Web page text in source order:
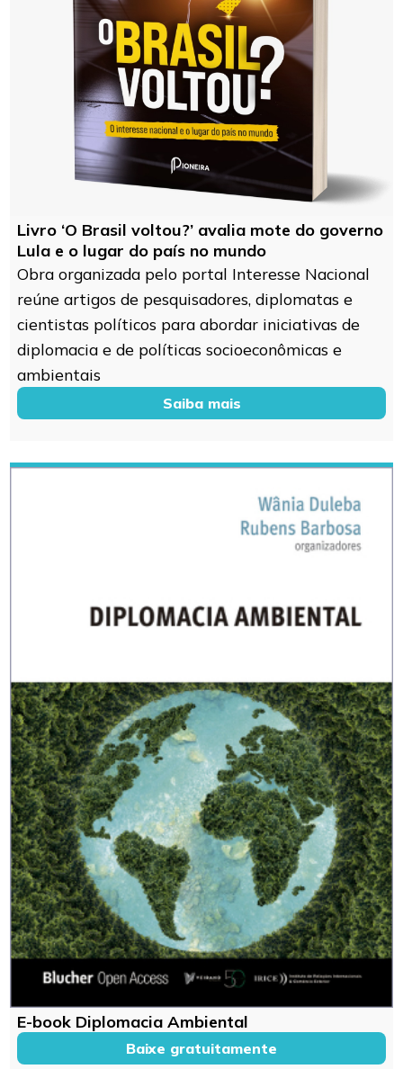
Livro ‘O Brasil voltou?’ avalia mote do governo
Lula e o lugar do país no mundo
Obra organizada pelo portal Interesse Nacional
reúne artigos de pesquisadores, diplomatas e
cientistas políticos para abordar iniciativas de
diplomacia e de políticas socioeconômicas e
ambientais
Saiba mais
E-book Diplomacia Ambiental
Baixe gratuitamente